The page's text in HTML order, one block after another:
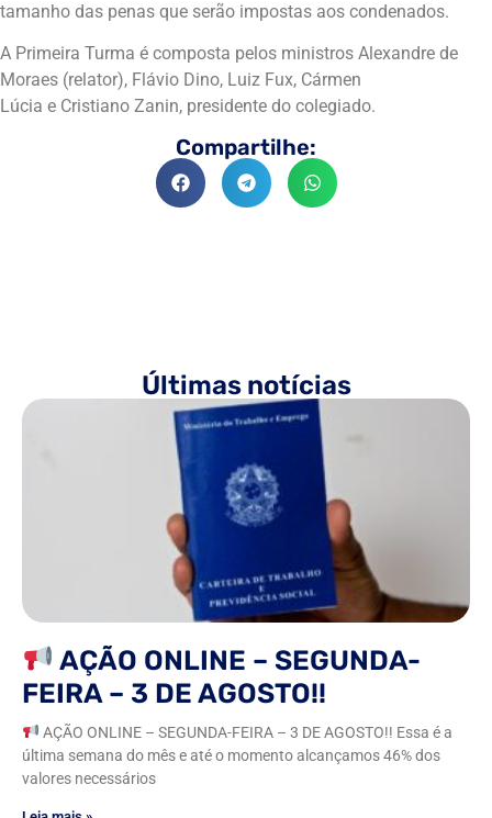
tamanho das penas que serão impostas aos condenados.
A Primeira Turma é composta pelos ministros Alexandre de
Moraes (relator), Flávio Dino, Luiz Fux, Cármen
Lúcia e Cristiano Zanin, presidente do colegiado.
Compartilhe:
Últimas notícias
AÇÃO ONLINE – SEGUNDA-
FEIRA – 3 DE AGOSTO!!
AÇÃO ONLINE – SEGUNDA-FEIRA – 3 DE AGOSTO!! Essa é a
última semana do mês e até o momento alcançamos 46% dos
valores necessários